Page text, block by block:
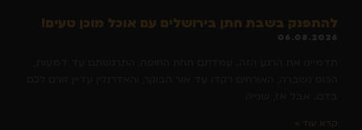
להתפנק בשבת חתן בירושלים עם אוכל מוכן טעים!
06.08.2026
קרא עוד »